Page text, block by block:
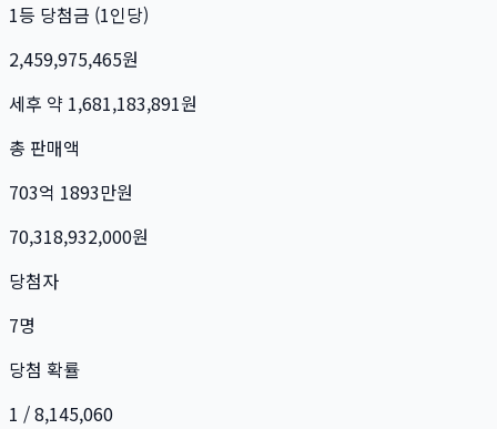
1등 당첨금 (1인당)
2,459,975,465원
세후 약 1,681,183,891원
총 판매액
703억 1893만원
70,318,932,000원
당첨자
7명
당첨 확률
1 / 8,145,060